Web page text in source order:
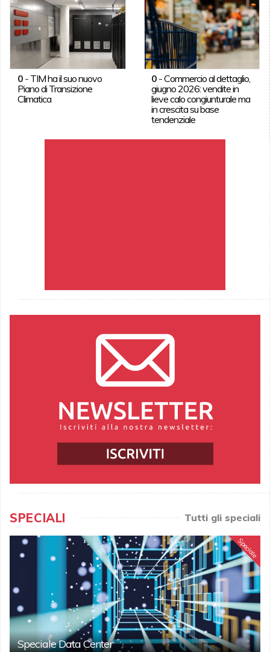
0- TIM ha il suo nuovo
Piano di Transizione
Climatica
0 -Commercio al dettaglio,
giugno 2026: vendite in
lieve calo congiunturale ma
in crescita su base
tendenziale
SPECIALI Tutti gli speciali
Speciale
Speciale Data Center